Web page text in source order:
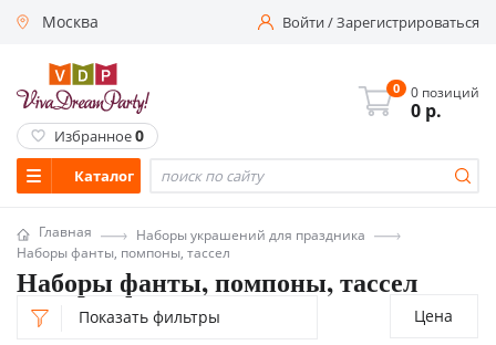
Москва Войти/Зарегистрироваться
Каталог
0 0 позиций
0 р.
Избранное0
Главная
Наборы украшений для праздника
Наборы фанты, помпоны, тассел
Наборы фанты, помпоны, тассел
Показать фильтры Цена